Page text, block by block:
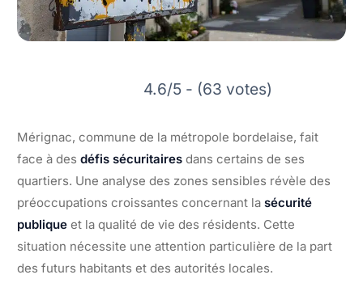
4.6/5 - (63 votes)
Mérignac, commune de la métropole bordelaise, fait
face à des défis sécuritaires dans certains de ses
quartiers. Une analyse des zones sensibles révèle des
préoccupations croissantes concernant la sécurité
publique et la qualité de vie des résidents. Cette
situation nécessite une attention particulière de la part
des futurs habitants et des autorités locales.